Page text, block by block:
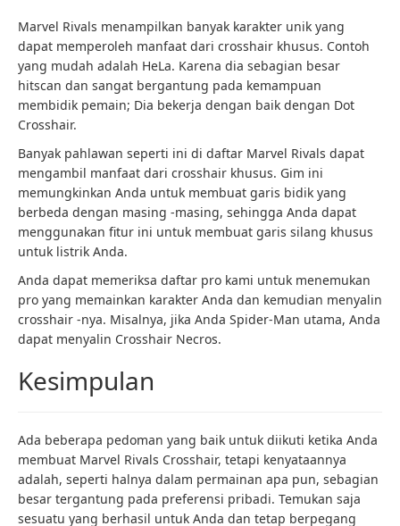
Marvel Rivals menampilkan banyak karakter unik yang
dapat memperoleh manfaat dari crosshair khusus. Contoh
yang mudah adalah HeLa. Karena dia sebagian besar
hitscan dan sangat bergantung pada kemampuan
membidik pemain; Dia bekerja dengan baik dengan Dot
Crosshair.
Banyak pahlawan seperti ini di daftar Marvel Rivals dapat
mengambil manfaat dari crosshair khusus. Gim ini
memungkinkan Anda untuk membuat garis bidik yang
berbeda dengan masing -masing, sehingga Anda dapat
menggunakan fitur ini untuk membuat garis silang khusus
untuk listrik Anda.
Anda dapat memeriksa daftar pro kami untuk menemukan
pro yang memainkan karakter Anda dan kemudian menyalin
crosshair -nya. Misalnya, jika Anda Spider-Man utama, Anda
dapat menyalin Crosshair Necros.
Kesimpulan
Ada beberapa pedoman yang baik untuk diikuti ketika Anda
membuat Marvel Rivals Crosshair, tetapi kenyataannya
adalah, seperti halnya dalam permainan apa pun, sebagian
besar tergantung pada preferensi pribadi. Temukan saja
sesuatu yang berhasil untuk Anda dan tetap berpegang